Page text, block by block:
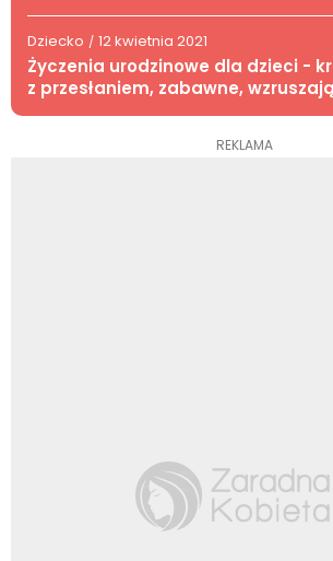
Dziecko / 12 kwietnia 2021
Życzenia urodzinowe dla dzieci -
z przesłaniem, zabawne,
REKLAMA